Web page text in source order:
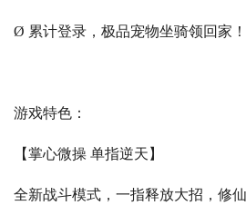
Ø 累计登录，极品宠物坐骑领回家！
游戏特色：
【掌心微操 单指逆天】
全新战斗模式，一指释放大招，修